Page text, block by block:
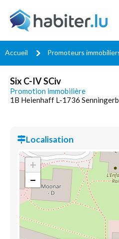
Accueil Promoteurs
Six C-IV SCiv
Promotion immobilière
1B Heienhaff L-1736
Localisation
+
−